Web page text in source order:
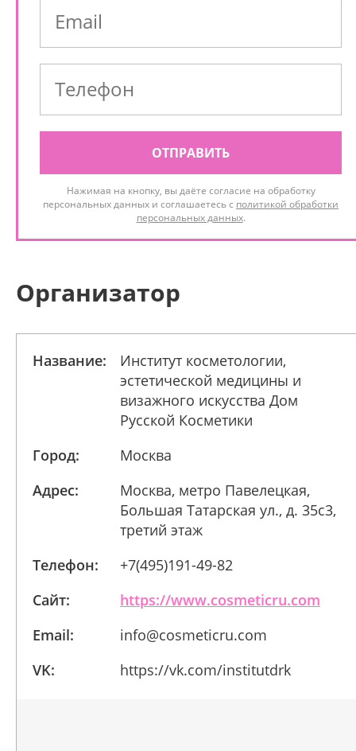
ОТПРАВИТЬ
Нажимая на кнопку, вы даёте согласие на обработку
персональных данных и соглашаетесь с политикой обработки
персональных данных.
Организатор
Название:
Институт косметологии,
эстетической медицины и
визажного искусства Дом
Русской Косметики
Город:
Москва
Адрес:
Москва, метро Павелецкая,
Большая Татарская ул., д. 35с3,
третий этаж
Телефон:
+7(495)191-49-82
Сайт:
https://www.cosmeticru.com
Email:
info@cosmeticru.com
VK:
https://vk.com/institutdrk